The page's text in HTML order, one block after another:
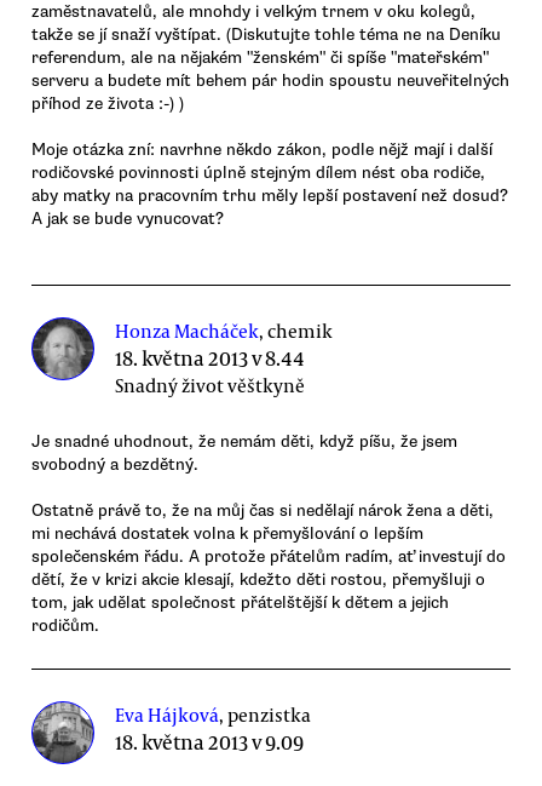
zaměstnavatelů, ale mnohdy i velkým trnem v oku kolegů,
takže se jí snaží vyštípat. (Diskutujte tohle téma ne na Deníku
referendum, ale na nějakém "ženském" či spíše "mateřském"
serveru a budete mít behem pár hodin spoustu neuveřitelných
příhod ze života :-) )
Moje otázka zní: navrhne někdo zákon, podle nějž mají i další
rodičovské povinnosti úplně stejným dílem nést oba rodiče,
aby matky na pracovním trhu měly lepší postavení než dosud?
A jak se bude vynucovat?
Honza Macháček, chemik
18. května 2013 v 8.44
Snadný život věštkyně
Je snadné uhodnout, že nemám děti, když píšu, že jsem
svobodný a bezdětný.
Ostatně právě to, že na můj čas si nedělají nárok žena a děti,
mi nechává dostatek volna k přemyšlování o lepším
společenském řádu. A protože přátelům radím, ať investují do
dětí, že v krizi akcie klesají, kdežto děti rostou, přemyšluji o
tom, jak udělat společnost přátelštější k dětem a jejich
rodičům.
Eva Hájková, penzistka
18. května 2013 v 9.09